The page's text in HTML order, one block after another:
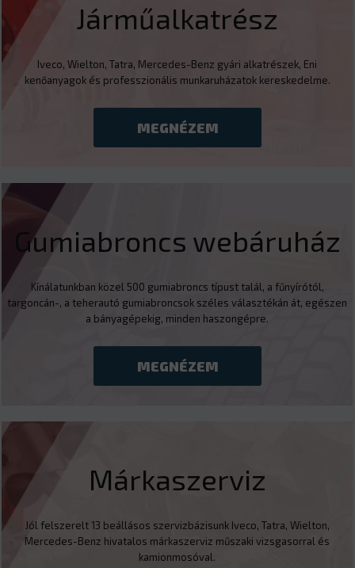
Járműalkatrész
Iveco, Wielton, Tatra, Mercedes-Benz gyári alkatrészek, Eni
kenőanyagok és professzionális munkaruházatok kereskedelme.
MEGNÉZEM
Gumiabroncs webáruház
Kínálatunkban közel 500 gumiabroncs típust talál, a fűnyírótól,
targoncán-, a teherautó gumiabroncsok széles választékán át, egészen
a bányagépekig, minden haszongépre.
MEGNÉZEM
Márkaszerviz
Jól felszerelt 13 beállásos szervizbázisunk Iveco, Tatra, Wielton,
Mercedes-Benz hivatalos márkaszerviz műszaki vizsgasorral és
kamionmosóval.